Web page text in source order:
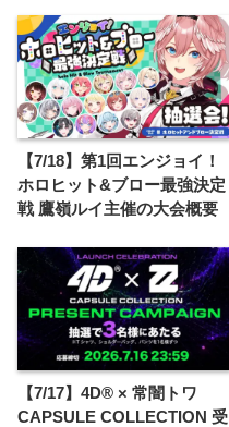
【7/18】第1回エンジョイ！
ホロヒット&ブロー最強決定
戦 鷹嶺ルイ主催の大会概要
【7/17】4D® × 常闇トワ
CAPSULE COLLECTION 受